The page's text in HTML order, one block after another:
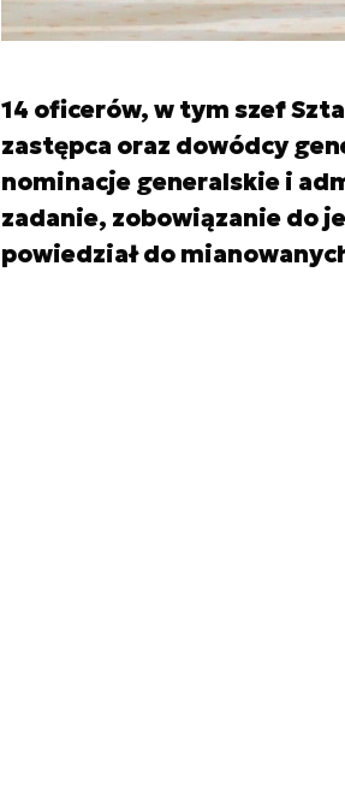
14 oficerów, w tym szef
zastępca oraz dowódcy
nominacje generalskie i
zadanie, zobowiązanie do
powiedział do